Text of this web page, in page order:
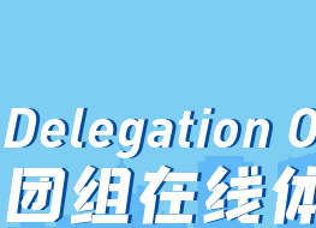
Delegation
团组在线